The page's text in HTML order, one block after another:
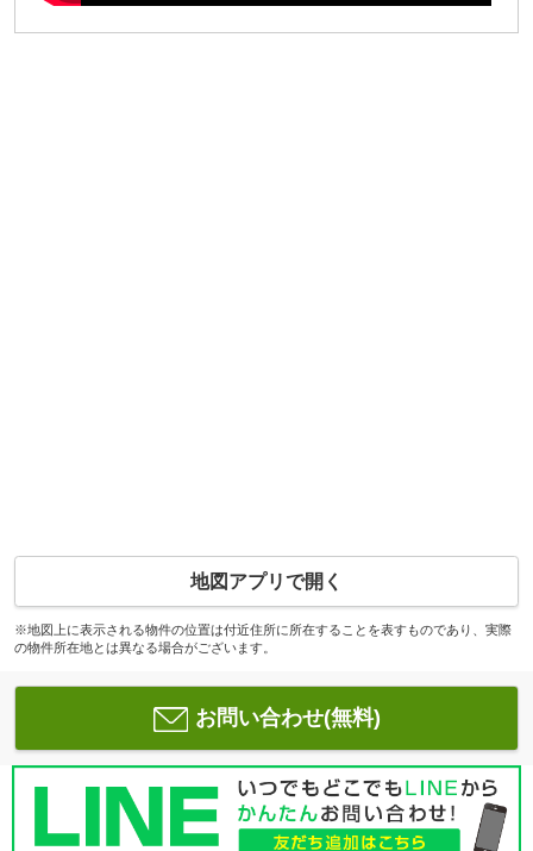
地図アプリで開く
※地図上に表示される物件の位置は付近住所に所在することを表すものであり、実際
の物件所在地とは異なる場合がございます。
お問い合わせ(無料)